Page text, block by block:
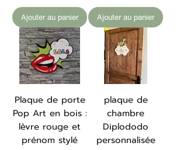
Ajouter au panier Ajouter au panier
Plaque de porte
Pop Art en bois :
lèvre rouge et
prénom stylé
plaque de
chambre
Diplododo
personnalisée